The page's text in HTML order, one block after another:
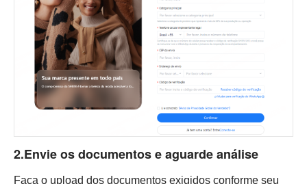
2.Envie os documentos e aguarde análise
Faça o upload dos documentos exigidos conforme seu